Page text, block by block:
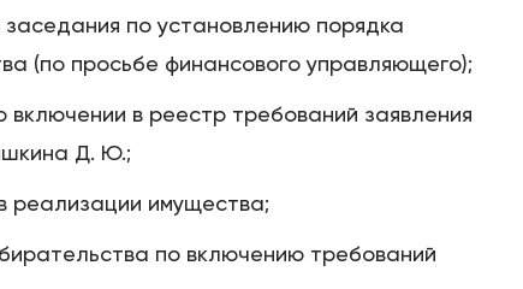
по установлению порядка
(по просьбе финансового управляющего);
в реестр требований заявления
Д. Ю.;
реализации имущества;
по включению требований
Отзывы
О компании
Подробно о банкротстве